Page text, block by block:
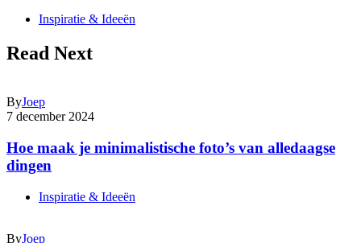
Inspiratie & Ideeën
Read Next
ByJoep
7 december 2024
Hoe maak je minimalistische foto’s van alledaagse
dingen
Inspiratie & Ideeën
ByJoep